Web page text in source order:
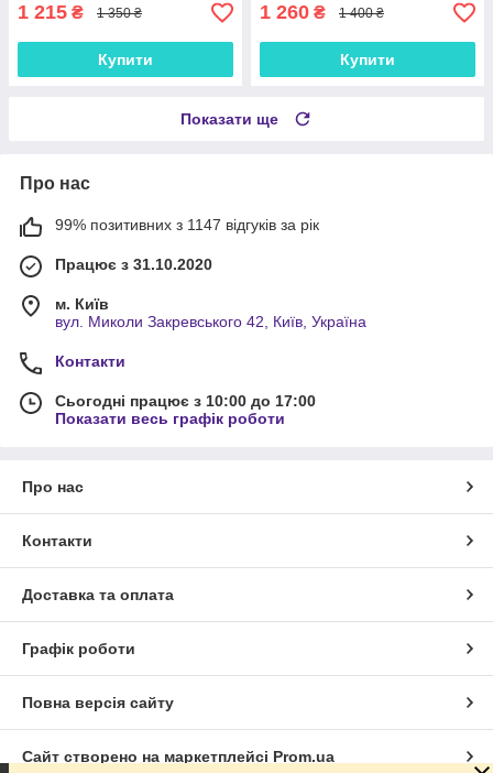
1 215 ₴ 1 350 ₴
Купити
1 260 ₴ 1 400 ₴
Купити
Показати ще
Про нас
99% позитивних з 1147 відгуків за рік
Працює з 31.10.2020
м. Київ
вул. Миколи Закревського 42, Київ, Україна
Контакти
Сьогодні працює з 10:00 до 17:00
Показати весь графік роботи
Про нас
Контакти
Доставка та оплата
Графік роботи
Повна версія сайту
Сайт створено на маркетплейсі Prom.ua